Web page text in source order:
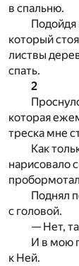
в спальню.
Подойдя
который
листвы
спать.
2
которая
треска мне
Как
нарисовало
Поднял
с головой.
— Нет,
И в мою
к Ней.